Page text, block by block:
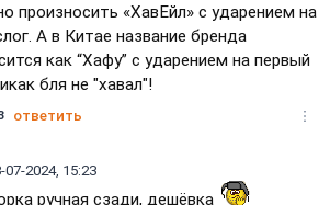
произносить «ХавЕйл» с ударением на
А в Китае название бренда
как “Хафу” с ударением на первый
бля не "хавал"!
ответить
07-2024, 15:23
ручная сзади, дешёвка